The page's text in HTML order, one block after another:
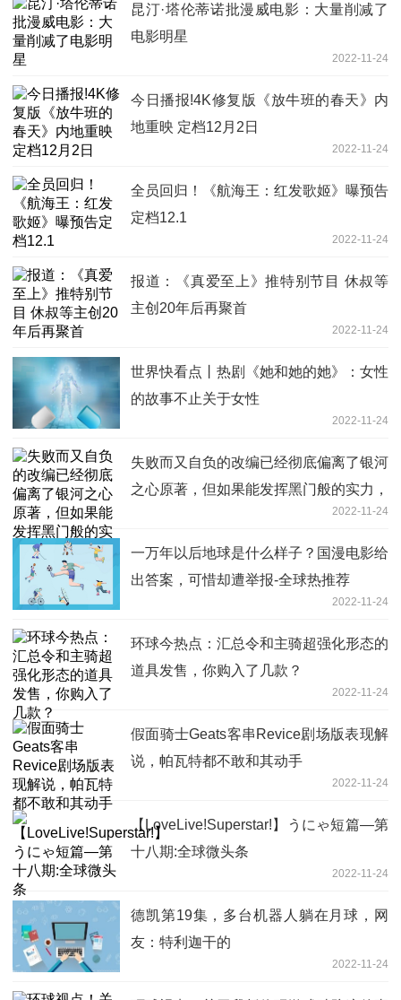
昆汀·塔伦蒂诺批漫威电影：大量削减了
电影明星
2022-11-24
今日播报!4K修复版《放牛班的春天》内
地重映 定档12月2日
2022-11-24
全员回归！《航海王：红发歌姬》曝预告
定档12.1
2022-11-24
报道：《真爱至上》推特别节目 休叔等
主创20年后再聚首
2022-11-24
世界快看点丨热剧《她和她的她》：女性
的故事不止关于女性
2022-11-24
失败而又自负的改编已经彻底偏离了银河
之心原著，但如果能发挥黑门般的实力，
2022-11-24
一万年以后地球是什么样子？国漫电影给
出答案，可惜却遭举报-全球热推荐
2022-11-24
环球今热点：汇总令和主骑超强化形态的
道具发售，你购入了几款？
2022-11-24
假面骑士Geats客串Revice剧场版表现解
说，帕瓦特都不敢和其动手
2022-11-24
【LoveLive!Superstar!】うにゃ短篇—第
十八期:全球微头条
2022-11-24
德凯第19集，多台机器人躺在月球，网
友：特利迦干的
2022-11-24